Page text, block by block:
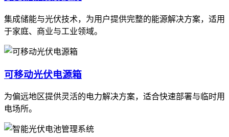
集成储能与光伏技术，为用户提供完整的能源解决方案，适用
于家庭、商业与工业领域。
可移动光伏电源箱
为偏远地区提供灵活的电力解决方案，适合快速部署与临时用
电场所。